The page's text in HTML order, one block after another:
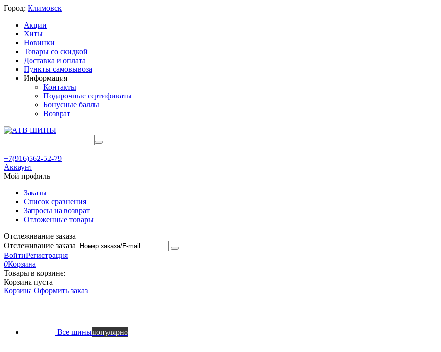
Город: Климовск
Акции
Хиты
Новинки
Товары со скидкой
Доставка и оплата
Пункты самовывоза
Информация
Контакты
Подарочные сертификаты
Бонусные баллы
Возврат
+7(916)562-52-79
Аккаунт
Мой профиль
Заказы
Список сравнения
Запросы на возврат
Отложенные товары
Отслеживание заказа
Отслеживание заказа
ВойтиРегистрация
0Корзина
Товары в корзине:
Корзина пуста
Корзина Оформить заказ
Все шиныпопулярно